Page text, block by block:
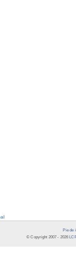
Pie de
© Copyright 2007 - 2026